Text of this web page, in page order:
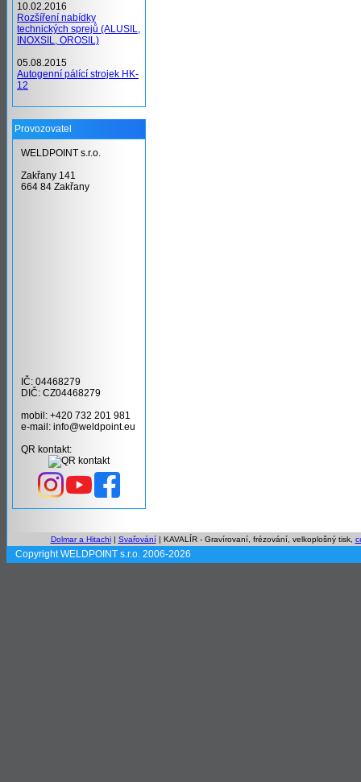
10.02.2016
Rozšíření nabídky
technických sprejů (ALUSIL,
INOXSIL, OROSIL)
05.08.2015
Autogenní pálící strojek HK-
12
Provozovatel
WELDPOINT s.r.o.
Zakřany 141
664 84 Zakřany
IČ: 04468279
DIČ: CZ04468279
mobil: +420 732 201 981
e-mail: info@weldpoint.eu
QR kontakt:
Dolmar a Hitachi| Svařování| KAVALÍR - Gravírovaní, frézování, velkoplošný tisk,
Copyright WELDPOINT s.r.o. 2006-2026